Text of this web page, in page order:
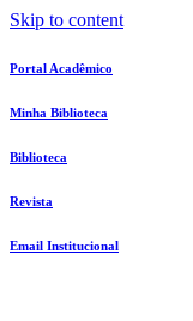
Skip to content
Portal Acadêmico
Minha Biblioteca
Biblioteca
Revista
Email Institucional